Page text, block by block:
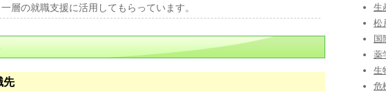
層の就職支援に活用してもらっています。
先
生
松
国
薬
生
危